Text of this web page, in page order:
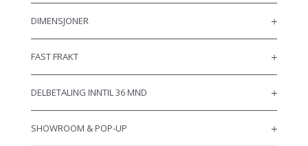
DIMENSJONER
FAST FRAKT
DELBETALING INNTIL 36 MND
SHOWROOM & POP-UP